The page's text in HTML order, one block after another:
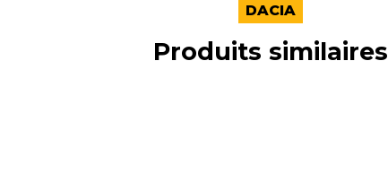
DACIA
Produits similaires